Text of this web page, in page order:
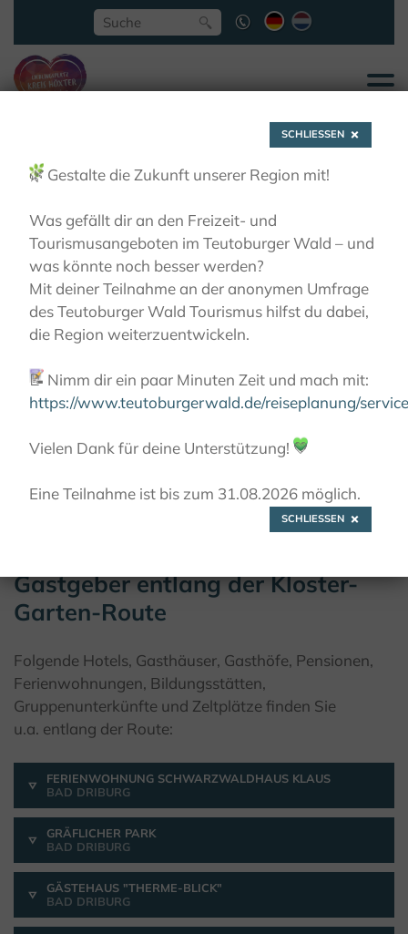
Gastgeber entlang
der Route
AKTIVITÄTEN RADFAHREN
KLOSTER-GARTEN-
ROUTE
GASTGEBER ENTLANG DER ROUTE
© Teutoburger Wald Tourismus / D. Ketz
Gastgeber entlang der Kloster-
Garten-Route
Folgende Hotels, Gasthäuser, Gasthöfe, Pensionen,
Ferienwohnungen, Bildungsstätten,
Gruppenunterkünfte und Zeltplätze finden Sie
u.a. entlang der Route:
FERIENWOHNUNG SCHWARZWALDHAUS KLAUS
BAD DRIBURG
GRÄFLICHER PARK
BAD DRIBURG
GÄSTEHAUS "THERME-BLICK"
BAD DRIBURG
SCHLIESSEN
🌿 Gestalte die Zukunft unserer Region mit!
Was gefällt dir an den Freizeit- und
Tourismusangeboten im Teutoburger Wald – und
was könnte noch besser werden?
Mit deiner Teilnahme an der anonymen Umfrage
des Teutoburger Wald Tourismus hilfst du dabei,
die Region weiterzuentwickeln.
📝 Nimm dir ein paar Minuten Zeit und mach mit:
https://www.teutoburgerwald.de/reiseplanung/
Vielen Dank für deine Unterstützung! 💚
Eine Teilnahme ist bis zum 31.08.2026 möglich.
SCHLIESSEN